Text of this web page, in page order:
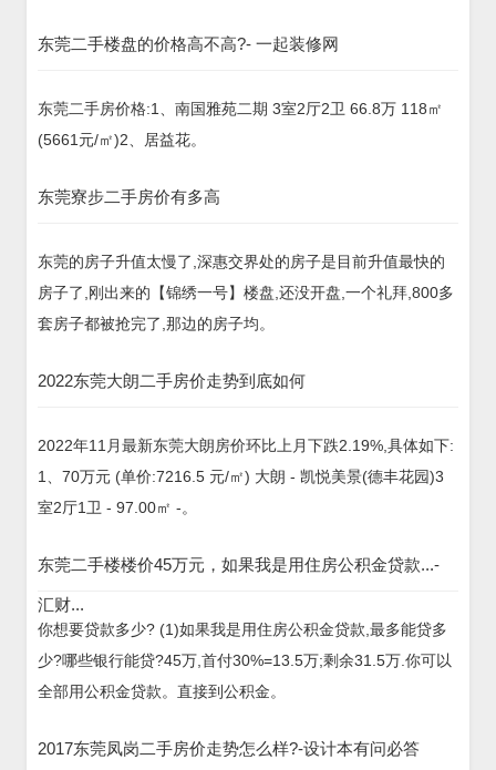
东莞二手楼盘的价格高不高?- 一起装修网
东莞二手房价格:1、南国雅苑二期 3室2厅2卫 66.8万 118㎡
(5661元/㎡)2、居益花。
东莞寮步二手房价有多高
东莞的房子升值太慢了,深惠交界处的房子是目前升值最快的
房子了,刚出来的【锦绣一号】楼盘,还没开盘,一个礼拜,800多
套房子都被抢完了,那边的房子均。
2022东莞大朗二手房价走势到底如何
2022年11月最新东莞大朗房价环比上月下跌2.19%,具体如下:
1、70万元 (单价:7216.5 元/㎡) 大朗 - 凯悦美景(德丰花园)3
室2厅1卫 - 97.00㎡ -。
东莞二手楼楼价45万元，如果我是用住房公积金贷款...-
汇财...
你想要贷款多少? (1)如果我是用住房公积金贷款,最多能贷多
少?哪些银行能贷?45万,首付30%=13.5万;剩余31.5万.你可以
全部用公积金贷款。直接到公积金。
2017东莞凤岗二手房价走势怎么样?-设计本有问必答